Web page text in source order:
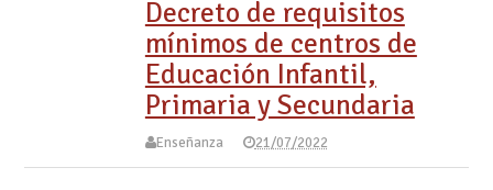
Decreto de requisitos
mínimos de centros de
Educación Infantil,
Primaria y Secundaria
Enseñanza 21/07/2022